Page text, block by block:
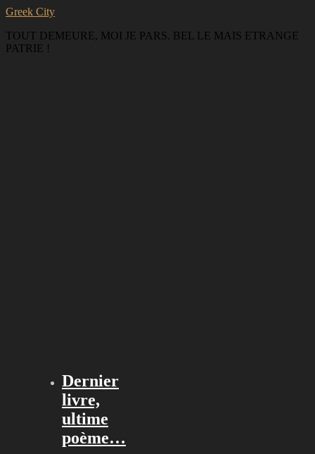
Greek City
TOUT DEMEURE, MOI JE PARS. BEL LE MAIS ETRANGE
PATRIE !
Dernier
livre,
ultime
poème…